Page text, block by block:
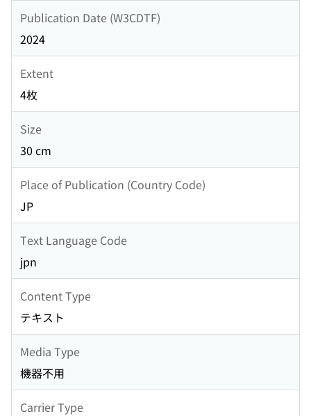
Publication Date (W3CDTF)
2024
Extent
4枚
Size
30 cm
Place of Publication (Country Code)
JP
Text Language Code
jpn
Content Type
テキスト
Media Type
機器不用
Carrier Type